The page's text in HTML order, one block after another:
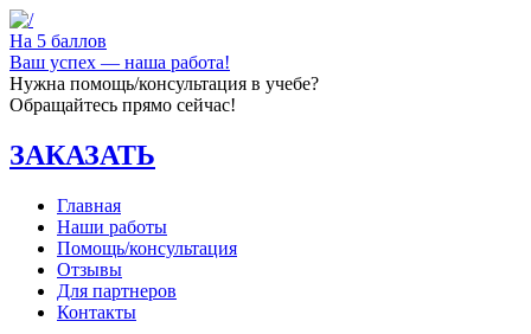
На 5 баллов
Ваш успех — наша работа!
Нужна помощь/консультация в учебе?
Обращайтесь прямо сейчас!
ЗАКАЗАТЬ
Главная
Наши работы
Помощь/консультация
Отзывы
Для партнеров
Контакты